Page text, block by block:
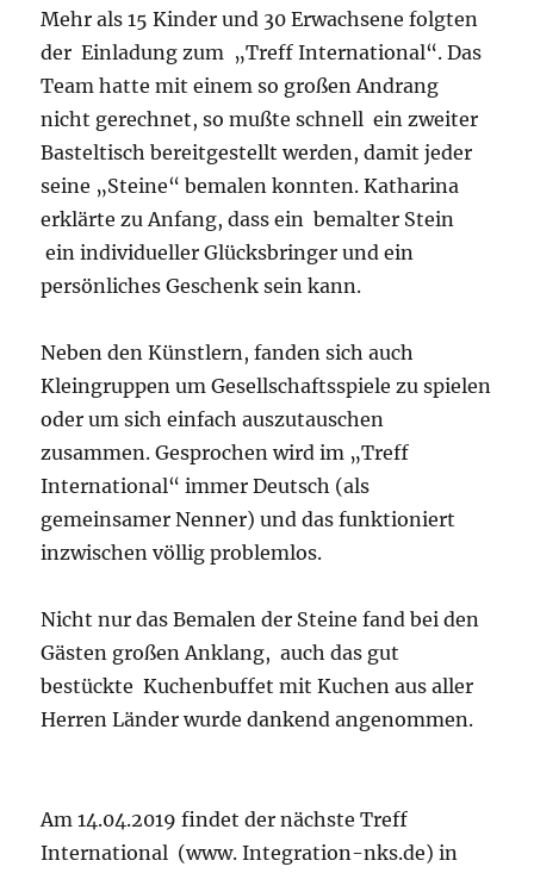
Mehr als 15 Kinder und 30 Erwachsene folgten
der Einladung zum „Treff International“. Das
Team hatte mit einem so großen Andrang
nicht gerechnet, so mußte schnell ein zweiter
Basteltisch bereitgestellt werden, damit jeder
seine „Steine“ bemalen konnten. Katharina
erklärte zu Anfang, dass ein bemalter Stein
ein individueller Glücksbringer und ein
persönliches Geschenk sein kann.
Neben den Künstlern, fanden sich auch
Kleingruppen um Gesellschaftsspiele zu spielen
oder um sich einfach auszutauschen
zusammen. Gesprochen wird im „Treff
International“ immer Deutsch (als
gemeinsamer Nenner) und das funktioniert
inzwischen völlig problemlos.
Nicht nur das Bemalen der Steine fand bei den
Gästen großen Anklang, auch das gut
bestückte Kuchenbuffet mit Kuchen aus aller
Herren Länder wurde dankend angenommen.
Am 14.04.2019 findet der nächste Treff
International (www. Integration-nks.de) in